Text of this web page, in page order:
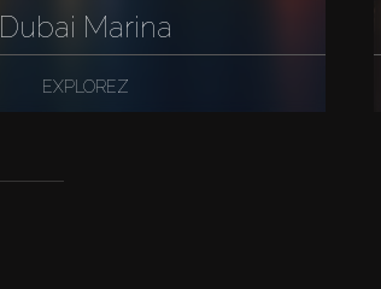
Dubai Marina
EXPLOREZ